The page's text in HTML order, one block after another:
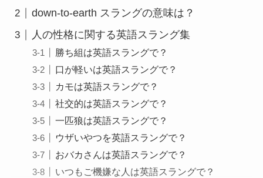
down-to-earth スラングの意味は？
人の性格に関する英語スラング集
勝ち組は英語スラングで？
口が軽いは英語スラングで？
カモは英語スラングで？
社交的は英語スラングで？
一匹狼は英語スラングで？
ウザいやつを英語スラングで？
おバカさんは英語スラングで？
いつもご機嫌な人は英語スラングで？